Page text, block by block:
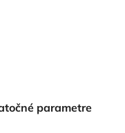
parametre